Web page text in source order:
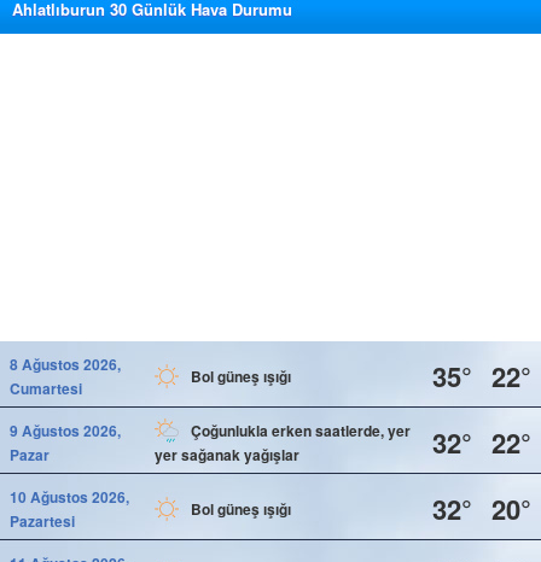
Ahlatlıburun 30 Günlük Hava Durumu
8 Ağustos 2026,
Cumartesi
Bol güneş ışığı 35° 22°
9 Ağustos 2026,
Pazar
Çoğunlukla erken saatlerde, yer
yer sağanak yağışlar
32° 22°
10 Ağustos 2026,
Pazartesi
Bol güneş ışığı 32° 20°